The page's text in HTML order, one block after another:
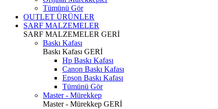
Tümünü Gör
OUTLET ÜRÜNLER
SARF MALZEMELER
SARF MALZEMELER GERİ
Baskı Kafası
Baskı Kafası GERİ
Hp Baskı Kafası
Canon Baskı Kafası
Epson Baskı Kafası
Tümünü Gör
Master - Mürekkep
Master - Mürekkep GERİ